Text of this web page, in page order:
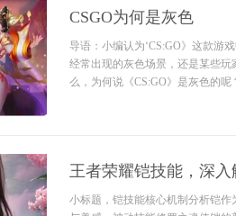
CSGO为何是灰色
导语：小编认为‘CS:GO》这款游
经常出现的灰色场景，还是某些
么，为何说《CS:GO》是灰色的
王者荣耀铠技能，深
小标题，铠技能核心机制分析铠